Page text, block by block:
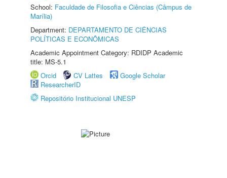
School: Faculdade de Filosofia e Ciências (Câmpus de
Marília)
Department: DEPARTAMENTO DE CIÊNCIAS
POLÍTICAS E ECONÔMICAS
Academic Appointment Category: RDIDP Academic
title: MS-5.1
Orcid
CV Lattes
Google Scholar
ResearcherID
Repositório Institucional UNESP